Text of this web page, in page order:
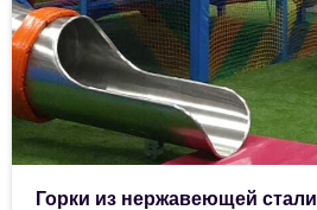
Горки из нержавеющей стали